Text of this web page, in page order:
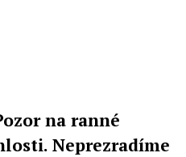
na ranné
Neprezradíme